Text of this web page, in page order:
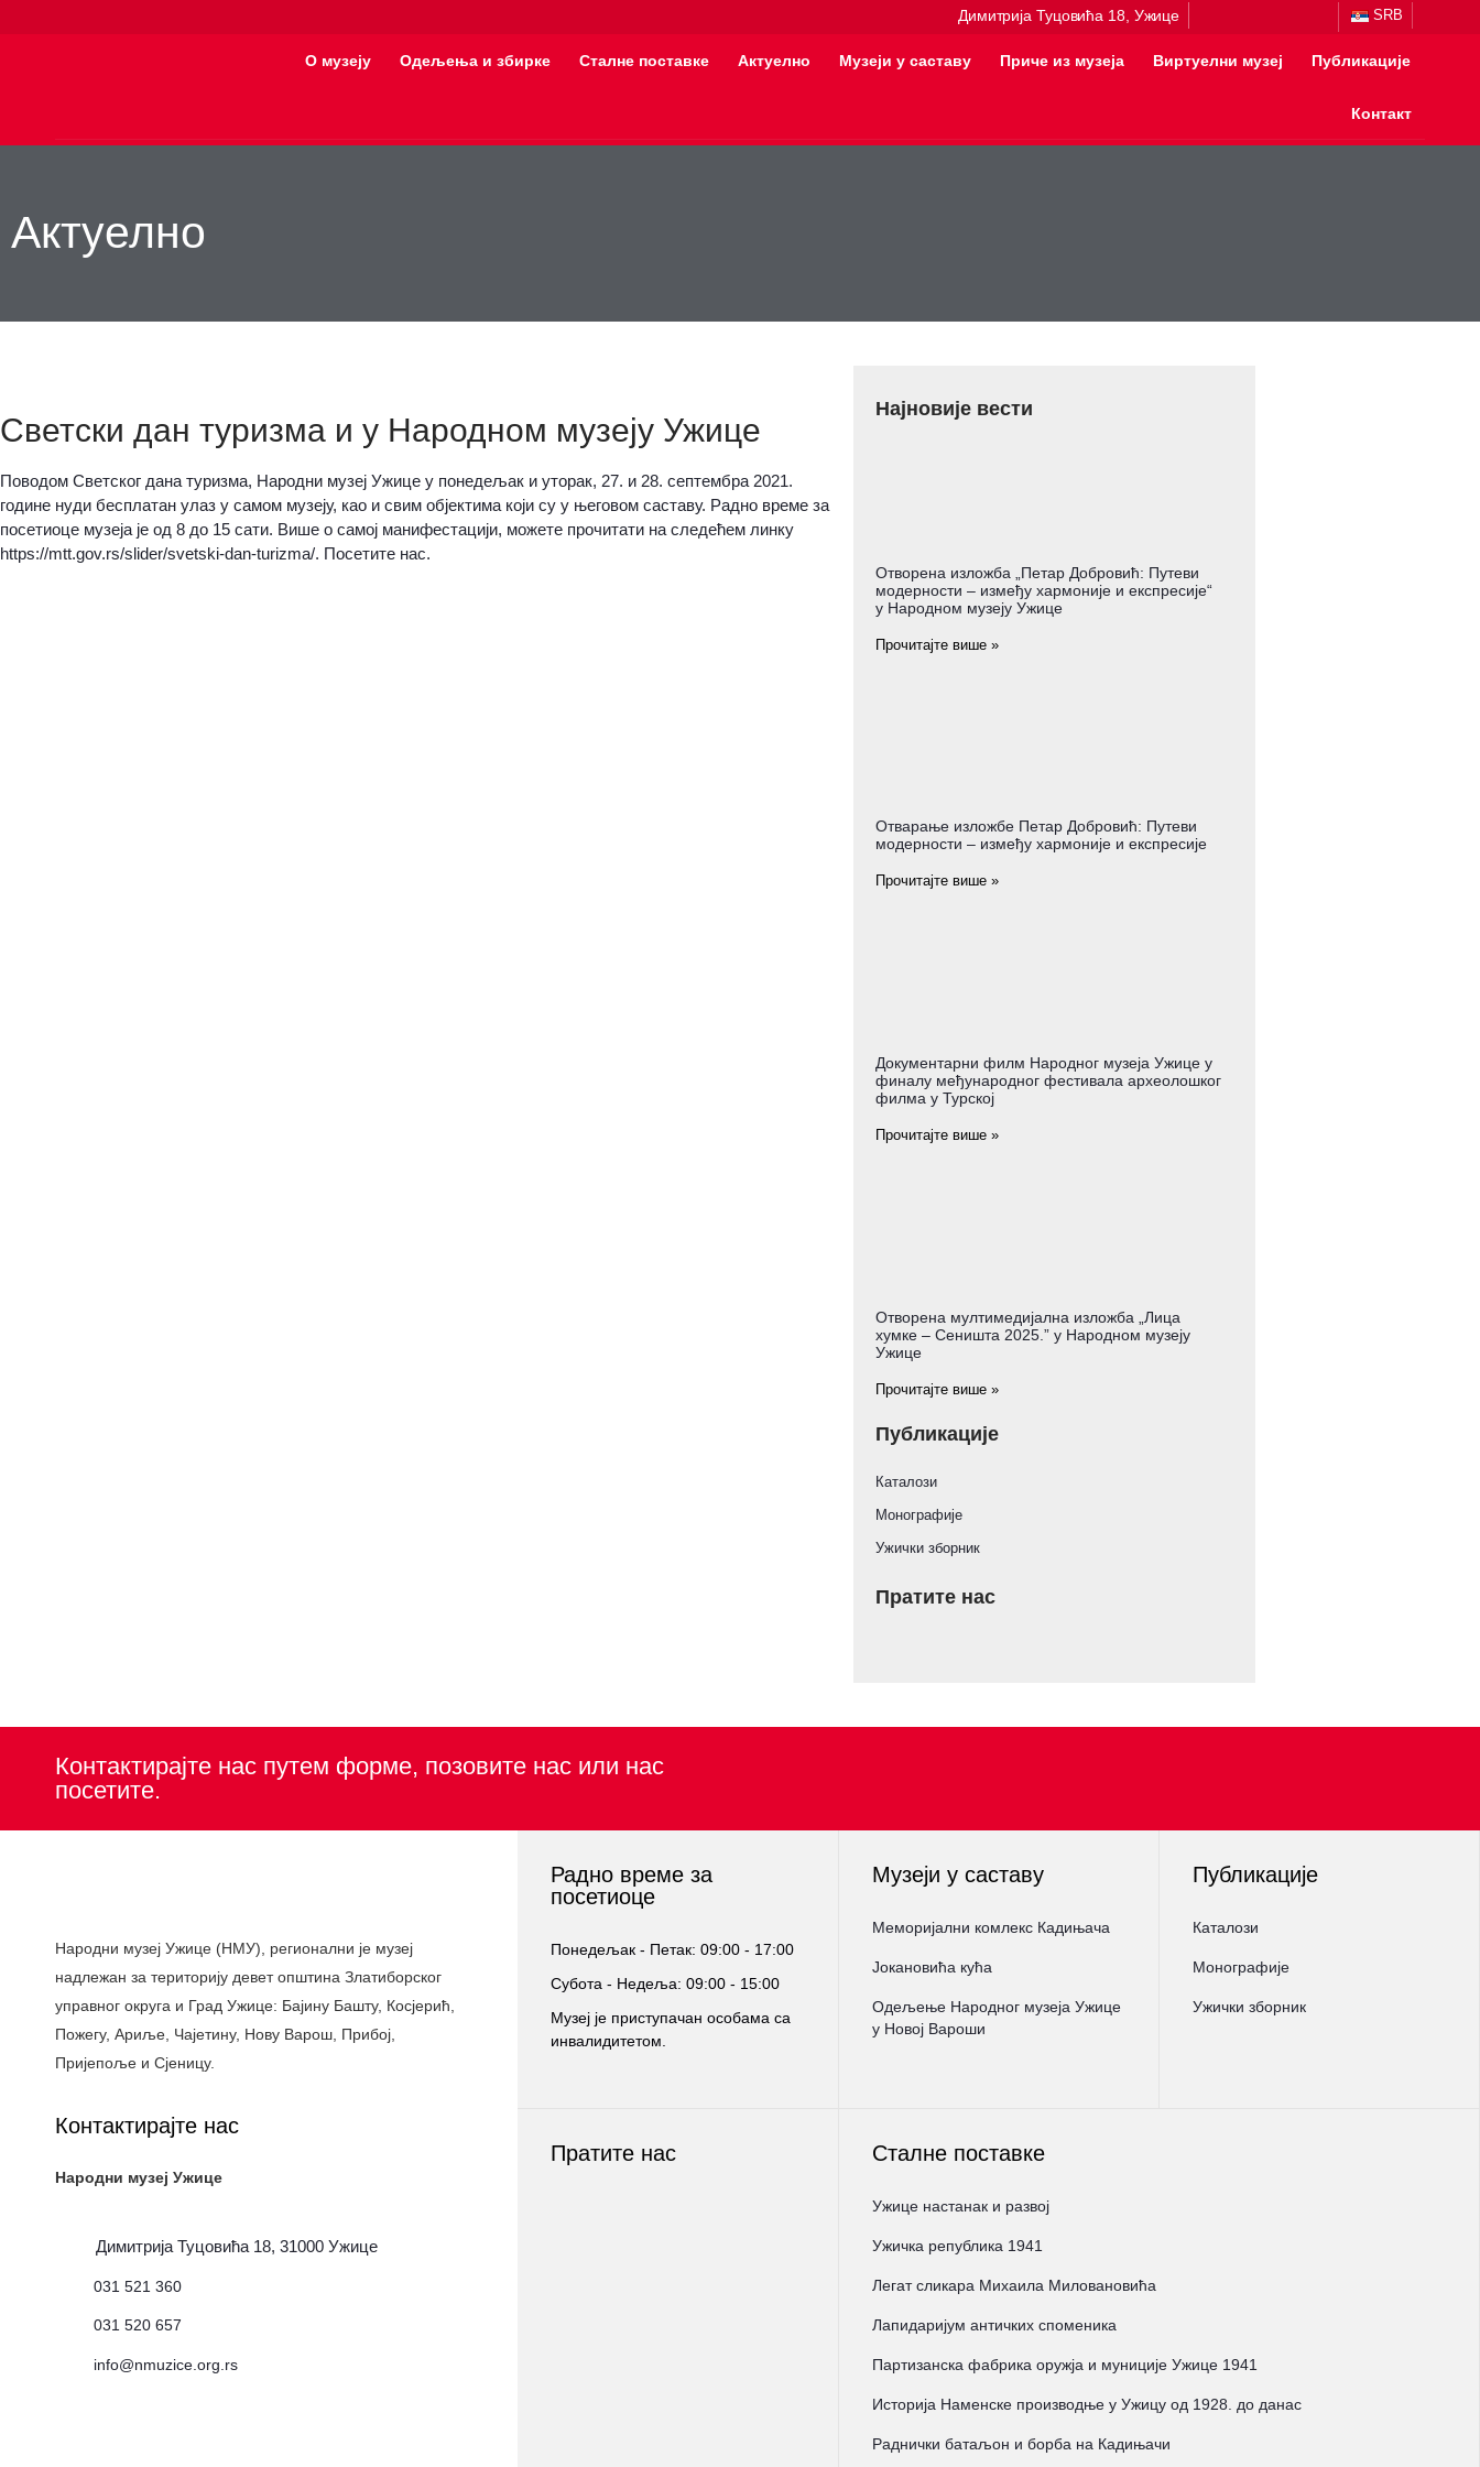
Димитрија Туцовића 18, Ужице SRB
О музеју Одељења и збирке Сталне поставке Актуелно Музеји у саставу Приче из музеја Виртуелни музеј Публикације
Контакт
Актуелно
Светски дан туризма и у Народном музеју Ужице
Поводом Светског дана туризма, Народни музеј Ужице у понедељак и уторак, 27. и 28. септембра 2021.
године нуди бесплатан улаз у самом музеју, као и свим објектима који су у његовом саставу. Радно време за
посетиоце музеја је од 8 до 15 сати. Више о самој манифестацији, можете прочитати на следећем линку
https://mtt.gov.rs/slider/svetski-dan-turizma/. Посетите нас.
Најновије вести
Отворена изложба „Петар Добровић: Путеви
модерности – између хармоније и експресије“
у Народном музеју Ужице
Прочитајте више »
Отварање изложбе Петар Добровић: Путеви
модерности – између хармоније и експресије
Прочитајте више »
Документарни филм Народног музеја Ужице у
финалу међународног фестивала археолошког
филма у Турској
Прочитајте више »
Отворена мултимедијална изложба „Лица
хумке – Сеништа 2025.” у Народном музеју
Ужице
Прочитајте више »
Публикације
Каталози
Монографије
Ужички зборник
Пратите нас
Контактирајте нас путем форме, позовите нас или нас
посетите.
Народни музеј Ужице (НМУ), регионални je музеј
надлежан за територију девет општина Златиборског
управног округа и Град Ужице: Бајину Башту, Косјерић,
Пожегу, Ариље, Чајетину, Нову Варош, Прибој,
Пријепоље и Сјеницу.
Контактирајте нас
Народни музеј Ужице
Димитрија Туцовића 18, 31000 Ужице
031 521 360
031 520 657
info@nmuzice.org.rs
Радно време за
посетиоце
Понедељак - Петак: 09:00 - 17:00
Субота - Недеља: 09:00 - 15:00
Музеј је приступачан особама са
инвалидитетом.
Музеји у саставу
Меморијални комлекс Кадињача
Јокановића кућа
Oдељење Народног музеја Ужице
у Новој Вароши
Публикације
Каталози
Монографије
Ужички зборник
Пратите нас Сталне поставке
Ужице настанак и развој
Ужичка република 1941
Легат сликара Михаила Миловановића
Лапидаријум античких споменика
Партизанска фабрика оружја и муниције Ужице 1941
Историја Наменске производње у Ужицу од 1928. до данас
Раднички батаљон и борба на Кадињачи